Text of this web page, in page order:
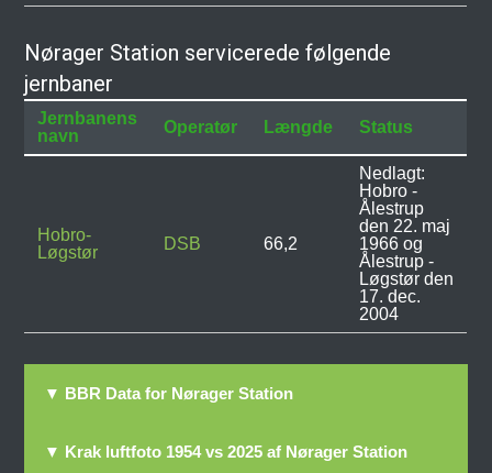
Nørager Station servicerede følgende
jernbaner
Jernbanens
navn
Operatør Længde Status
Hobro-
Løgstør
DSB 66,2
Nedlagt:
Hobro -
Ålestrup
den 22. maj
1966 og
Ålestrup -
Løgstør den
17. dec.
2004
▼ BBR Data for Nørager Station
▼ Krak luftfoto 1954 vs 2025 af Nørager Station